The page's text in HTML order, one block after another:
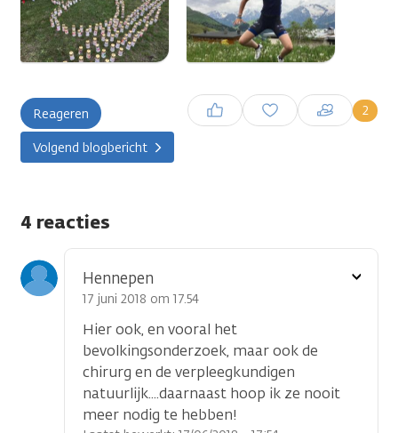
Reageren 2
Inloggen om een reactie te
plaatsen
Volgend blogbericht
4 reacties
Hennepen
17 juni 2018 om 17.54
Hier ook, en vooral het
bevolkingsonderzoek, maar ook de
chirurg en de verpleegkundigen
natuurlijk....daarnaast hoop ik ze nooit
meer nodig te hebben!
Toon